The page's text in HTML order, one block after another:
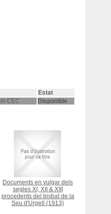
Estat
CEC Disponible
Documents en vulgar dels
segles XI, XII & XIII
procedents del bisbat de la
Seu d'Urgell
(1913)